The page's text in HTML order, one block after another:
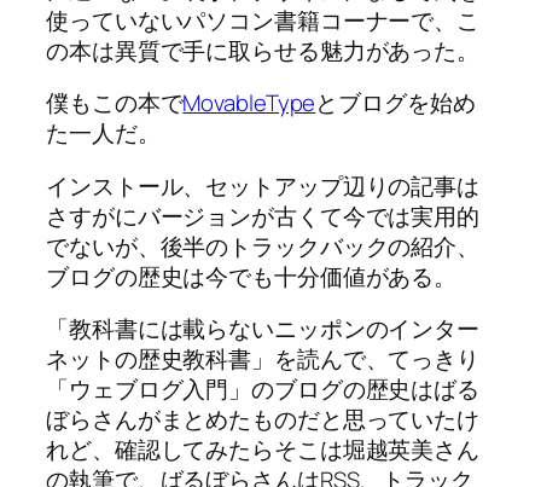
使っていないパソコン書籍コーナーで、こ
の本は異質で手に取らせる魅力があった。
僕もこの本でMovableTypeとブログを始め
た一人だ。
インストール、セットアップ辺りの記事は
さすがにバージョンが古くて今では実用的
でないが、後半のトラックバックの紹介、
ブログの歴史は今でも十分価値がある。
「教科書には載らないニッポンのインター
ネットの歴史教科書」を読んで、てっきり
「ウェブログ入門」のブログの歴史はばる
ぼらさんがまとめたものだと思っていたけ
れど、確認してみたらそこは堀越英美さん
の執筆で、ばるぼらさんはRSS、トラック